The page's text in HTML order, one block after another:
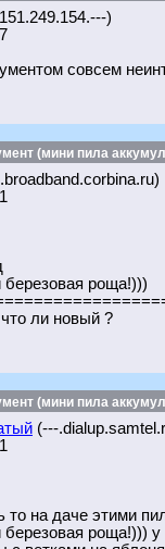
)
совсем
(мини пила
березовая роща!)))
ли новый ?
(мини пила
(---
то на даче этими
березовая роща!)))